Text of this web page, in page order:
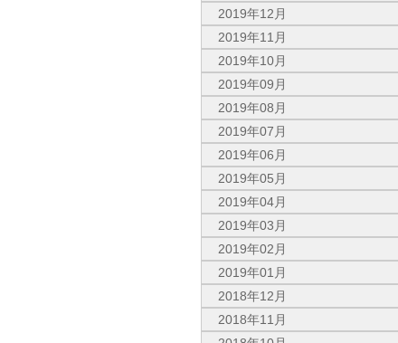
2019年12月
2019年11月
2019年10月
2019年09月
2019年08月
2019年07月
2019年06月
2019年05月
2019年04月
2019年03月
2019年02月
2019年01月
2018年12月
2018年11月